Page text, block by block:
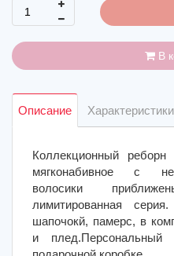
В
Описание Характеристики
Коллекционный
мягконабивное с
волосики
лимитированная
шапочокй, памерс, в
и плед.Персональный